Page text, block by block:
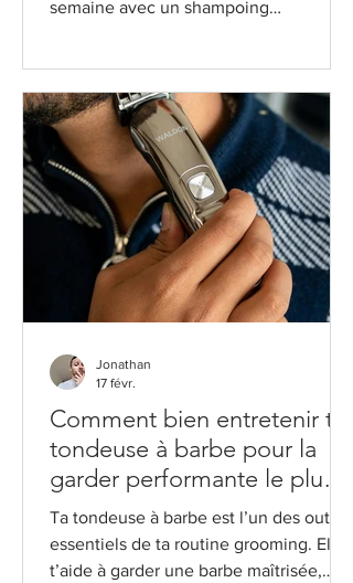
semaine avec un shampoing
sens du poil pour les discipliner.
Résultat visible dès la première
semaine avec une routine régulière de
5 minutes par jour. Une barbe mal
entretenue, ça se voit autant qu'un
mauvais rasage. Les poils qui partent
dans tous les sens, les zones hirsutes,
la peau sè
Comment bien entretenir ta
tondeuse à barbe pour la
garder performante le plus
longtemps possible
Ta tondeuse à barbe est l’un des outils
essentiels de ta routine grooming. Elle
t’aide à garder une barbe maîtrisée,
Jonathan
17 févr.